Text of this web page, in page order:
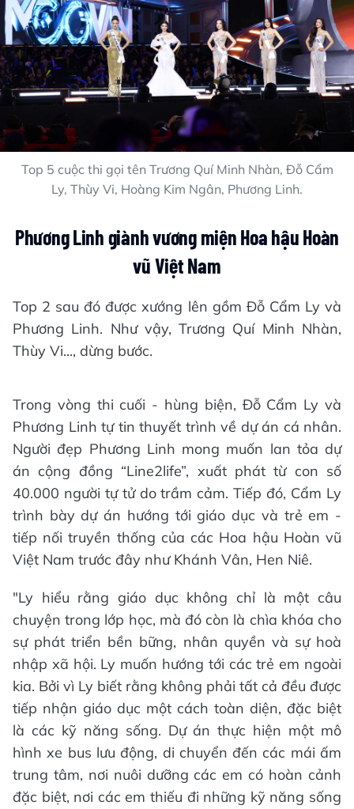
Top 5 cuộc thi gọi tên Trương Quí Minh Nhàn, Đỗ Cẩm
Ly, Thùy Vi, Hoàng Kim Ngân, Phương Linh.
Phương Linh giành vương miện Hoa hậu Hoàn
vũ Việt Nam
Top 2 sau đó được xướng lên gồm Đỗ Cẩm Ly và
Phương Linh. Như vậy, Trương Quí Minh Nhàn,
Thùy Vi..., dừng bước.
Trong vòng thi cuối - hùng biện, Đỗ Cẩm Ly và
Phương Linh tự tin thuyết trình về dự án cá nhân.
Người đẹp Phương Linh mong muốn lan tỏa dự
án cộng đồng “Line2life”, xuất phát từ con số
40.000 người tự tử do trầm cảm. Tiếp đó, Cẩm Ly
trình bày dự án hướng tới giáo dục và trẻ em -
tiếp nối truyền thống của các Hoa hậu Hoàn vũ
Việt Nam trước đây như Khánh Vân, Hen Niê.
"Ly hiểu rằng giáo dục không chỉ là một câu
chuyện trong lớp học, mà đó còn là chìa khóa cho
sự phát triển bền bững, nhân quyền và sự hoà
nhập xã hội. Ly muốn hướng tới các trẻ em ngoài
kia. Bởi vì Ly biết rằng không phải tất cả đều được
tiếp nhận giáo dục một cách toàn diện, đặc biệt
là các kỹ năng sống. Dự án thực hiện một mô
hình xe bus lưu động, di chuyển đến các mái ấm
trung tâm, nơi nuôi dưỡng các em có hoàn cảnh
đặc biệt, nơi các em thiếu đi những kỹ năng sống